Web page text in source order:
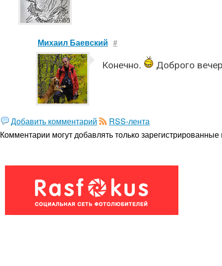
Михаил Баевский #
Конечно. Доброго
Добавить комментарий
RSS-лента
Комментарии могут добавлять толькозарегистрированные